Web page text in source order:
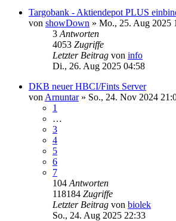
Targobank - Aktiendepot PLUS
von showDown » Mo., 25. Aug 2025
3 Antworten
4053 Zugriffe
Letzter Beitrag von info
Di., 26. Aug 2025 04:58
DKB neuer HBCI/Fints Server
von Arnuntar» So., 24. Nov 2024
1
…
3
4
5
6
7
104 Antworten
118184 Zugriffe
Letzter Beitrag von biolek
So., 24. Aug 2025 22:33